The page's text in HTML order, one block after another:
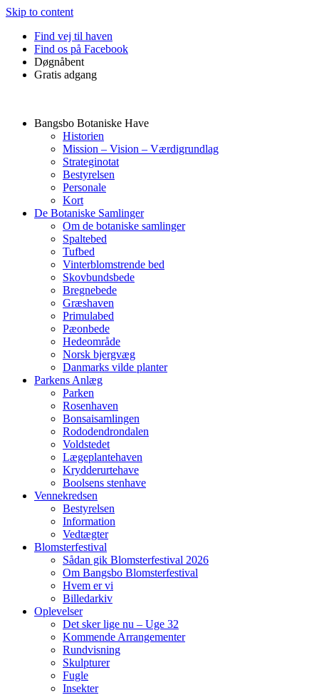
Skip to content
Find vej til haven
Find os på Facebook
Døgnåbent
Gratis adgang
Bangsbo Botaniske Have
Historien
Mission – Vision – Værdigrundlag
Strateginotat
Bestyrelsen
Personale
Kort
De Botaniske Samlinger
Om de botaniske samlinger
Spaltebed
Tufbed
Vinterblomstrende bed
Skovbundsbede
Bregnebede
Græshaven
Primulabed
Pæonbede
Hedeområde
Norsk bjergvæg
Danmarks vilde planter
Parkens Anlæg
Parken
Rosenhaven
Bonsaisamlingen
Rododendrondalen
Voldstedet
Lægeplantehaven
Krydderurtehave
Boolsens stenhave
Vennekredsen
Bestyrelsen
Information
Vedtægter
Blomsterfestival
Sådan gik Blomsterfestival 2026
Om Bangsbo Blomsterfestival
Hvem er vi
Billedarkiv
Oplevelser
Det sker lige nu – Uge 32
Kommende Arrangementer
Rundvisning
Skulpturer
Fugle
Insekter